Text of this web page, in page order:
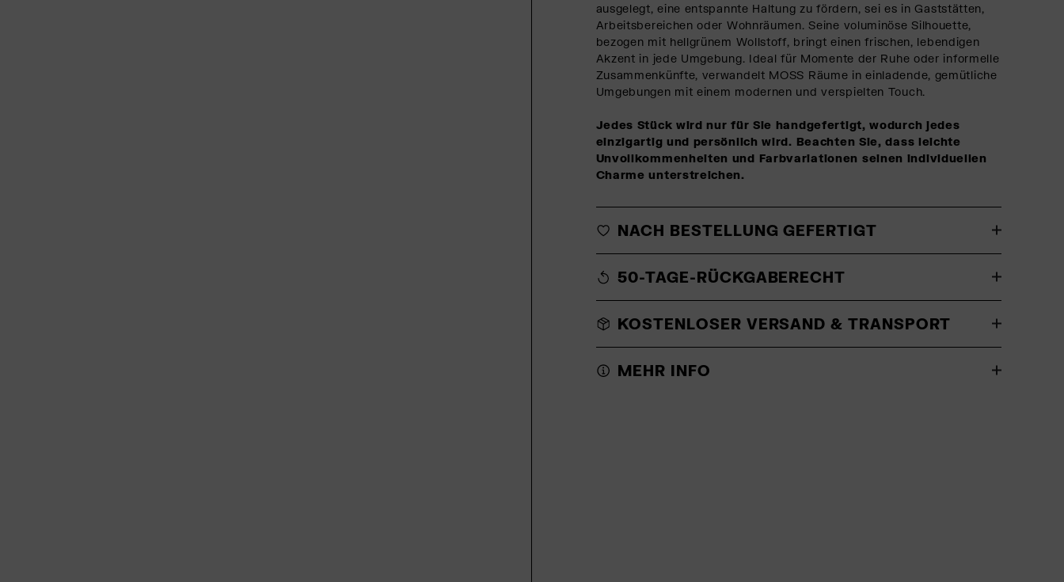
ausgelegt, eine entspannte Haltung zu fördern, sei es in Gaststätten,
Arbeitsbereichen oder Wohnräumen. Seine voluminöse Silhouette,
bezogen mit hellgrünem Wollstoff, bringt einen frischen, lebendigen
Akzent in jede Umgebung. Ideal für Momente der Ruhe oder informelle
Zusammenkünfte, verwandelt MOSS Räume in einladende, gemütliche
Umgebungen mit einem modernen und verspielten Touch.
Jedes Stück wird nur für Sie handgefertigt, wodurch jedes
einzigartig und persönlich wird. Beachten Sie, dass leichte
Unvollkommenheiten und Farbvariationen seinen individuellen
Charme unterstreichen.
NACH BESTELLUNG GEFERTIGT
50-TAGE-RÜCKGABERECHT
KOSTENLOSER VERSAND & TRANSPORT
MEHR INFO